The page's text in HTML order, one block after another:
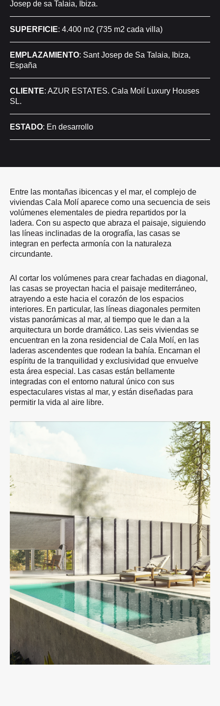
Josep de sa Talaia, Ibiza.
SUPERFICIE: 4.400 m2 (735 m2 cada villa)
EMPLAZAMIENTO: Sant Josep de Sa Talaia, Ibiza,
España
CLIENTE: AZUR ESTATES. Cala Molí Luxury Houses
SL.
ESTADO: En desarrollo
Entre las montañas ibicencas y el mar, el complejo de
viviendas Cala Molí aparece como una secuencia de seis
volúmenes elementales de piedra repartidos por la
ladera. Con su aspecto que abraza el paisaje, siguiendo
las líneas inclinadas de la orografía, las casas se
integran en perfecta armonía con la naturaleza
circundante.
Al cortar los volúmenes para crear fachadas en diagonal,
las casas se proyectan hacia el paisaje mediterráneo,
atrayendo a este hacia el corazón de los espacios
interiores. En particular, las líneas diagonales permiten
vistas panorámicas al mar, al tiempo que le dan a la
arquitectura un borde dramático. Las seis viviendas se
encuentran en la zona residencial de Cala Molí, en las
laderas ascendentes que rodean la bahía. Encarnan el
espíritu de la tranquilidad y exclusividad que envuelve
esta área especial. Las casas están bellamente
integradas con el entorno natural único con sus
espectaculares vistas al mar, y están diseñadas para
permitir la vida al aire libre.